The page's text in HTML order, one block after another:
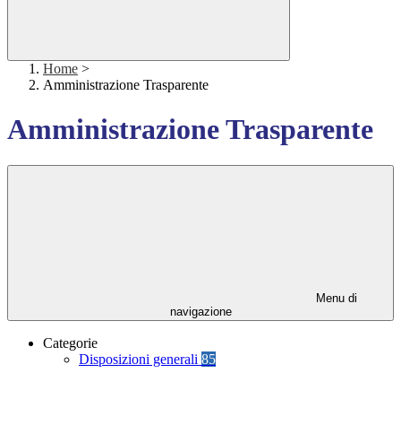
Home >
Amministrazione Trasparente
Amministrazione Trasparente
Menu di
navigazione
Categorie
Disposizioni generali 85